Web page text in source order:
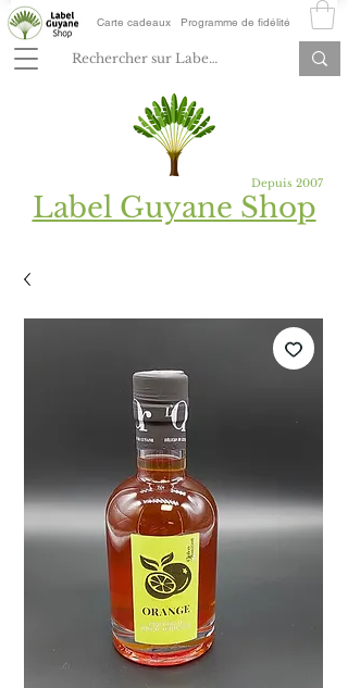
Carte cadeaux Programme de fidélité
Depuis 2007
Label Guyane Shop